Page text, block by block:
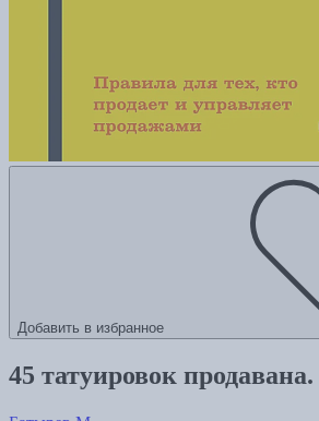
Добавить в избранное
45 татуировок